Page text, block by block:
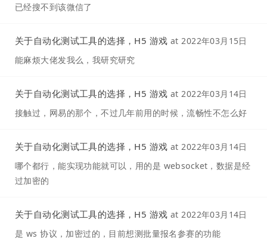
已经搜不到该微信了
关于自动化测试工具的选择，H5 游戏 at2022年03月15日
能麻烦大佬发我么，我研究研究
关于自动化测试工具的选择，H5 游戏 at2022年03月14日
接触过，网易的那个，不过几年前用的时候，流畅性不怎么好
关于自动化测试工具的选择，H5 游戏 at2022年03月14日
哪个都行，能实现功能就可以，用的是 websocket，数据是经
过加密的
关于自动化测试工具的选择，H5 游戏 at2022年03月14日
是 ws 协议，加密过的，目前想测批量报名参赛的功能